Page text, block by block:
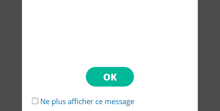
Ne plus afficher ce message